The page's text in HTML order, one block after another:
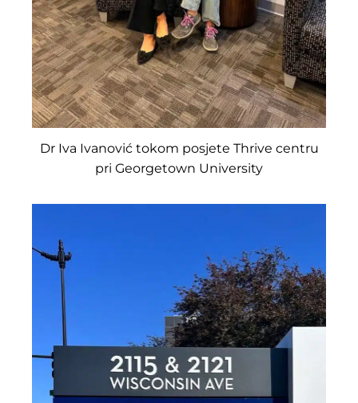
Dr Iva Ivanović tokom posjete Thrive centru
pri Georgetown University